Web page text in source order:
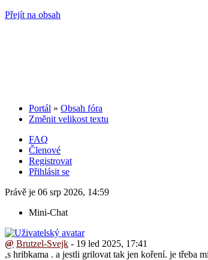
Přejít na obsah
Portál » Obsah fóra
Změnit velikost textu
FAQ
Členové
Registrovat
Přihlásit se
Právě je 06 srp 2026, 14:59
Mini-Chat
@ Brutzel-Svejk - 19 led 2025, 17:41
,s hribkama . a jestli grilovat tak jen koření. je třeba